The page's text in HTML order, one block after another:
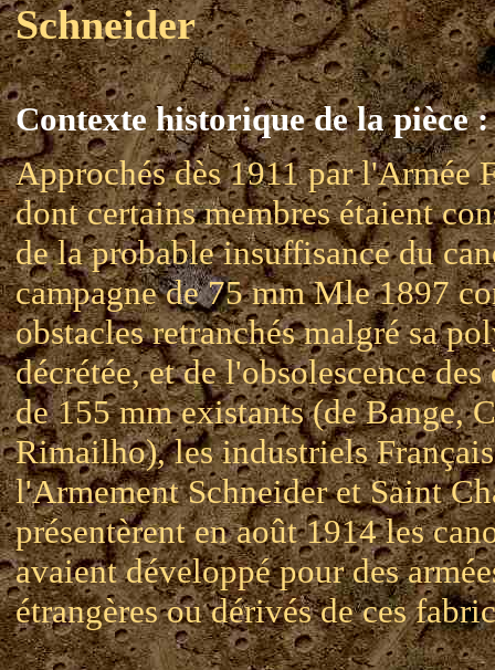
Schneider
Contexte historique de la pièce :
Approchés dès 1911 par l'Armée
dont certains membres étaient
de la probable insuffisance du
campagne de 75 mm Mle 1897
obstacles retranchés malgré sa
décrétée, et de l'obsolescence des
de 155 mm existants (de Bange,
Rimailho), les industriels
l'Armement Schneider et Saint
présentèrent en août 1914 les
avaient développé pour des
étrangères ou dérivés de ces